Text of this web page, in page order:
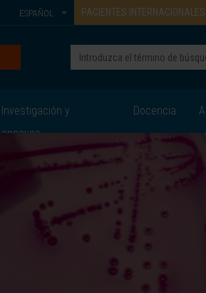
PACIENTES INTERNACIONALES
ESPAÑOL
Investigación y
ensayos
Docencia